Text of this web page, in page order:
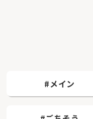
#メイン